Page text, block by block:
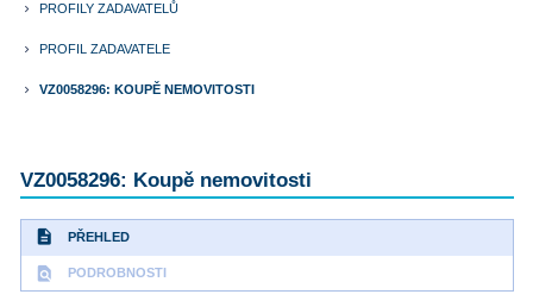
keyboard_arrow_right PROFILY ZADAVATELŮ
keyboard_arrow_right PROFIL ZADAVATELE
keyboard_arrow_right VZ0058296: KOUPĚ NEMOVITOSTI
VZ0058296: Koupě nemovitosti
description PŘEHLED
find_in_page PODROBNOSTI